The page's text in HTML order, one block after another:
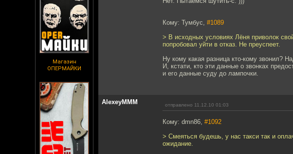
Магазин
ОПЕРМАЙКИ
Кому: Тумбус, #1089
> В исходных условиях Лёня приволок
попробовал уйти в отказ. Не преуспеет.
Ну кому какая разница кто-кому звонил?
И, кстати, кто эти данные о звонках
и его данные суду до лампочки.
AlexeyMMM отправлено 11.12.10 01:03
Кому: dmn86, #1092
> Смеяться будешь, у нас такси так и
ожидание.